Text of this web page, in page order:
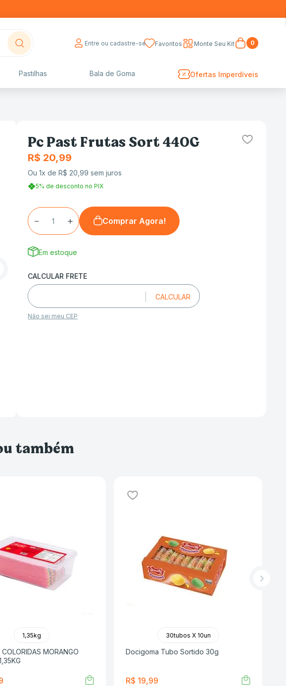
Entre ou cadastre-se Favoritos Monte Seu Kit 0
Pastilhas Bala de Goma Ofertas Imperdíveis
Pc Past Frutas Sort 440G
R$ 20,99
Ou1x deR$ 20 ,99 sem juros
5% de desconto no PIX
＋
－ Comprar Agora!
Em estoque
Não sei meu CEP
também
1,35kg
MORANGO
30tubos X 10un
Docigoma Tubo Sortido 30g
R$ 19,99